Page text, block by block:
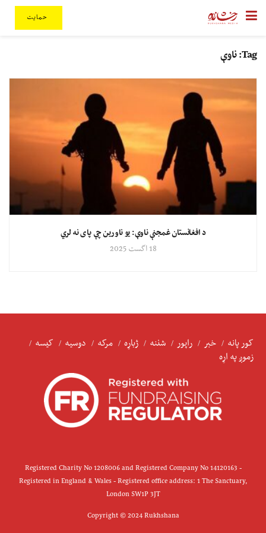
حمایت
Tag: ناوې
د افغانستان غمجنې ناوې: یو ناورین چې پای نه لري
18 اگست 2025
کور پانه خبر راپور شننه ژباړه مرکه دوسیه
کیسه
زموږ په اړه
Registered Charity No 1208006 and Registered Company No 14120163 -
Registered in England & Wales - Registered office address: 1 The Sanctuary,
London SW1P 3JT
Copyright © 2024 Rukhshana